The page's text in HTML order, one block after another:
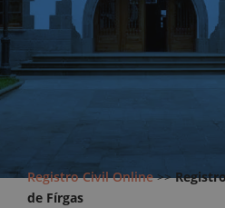
Registro Civil Online>>
de Fírgas